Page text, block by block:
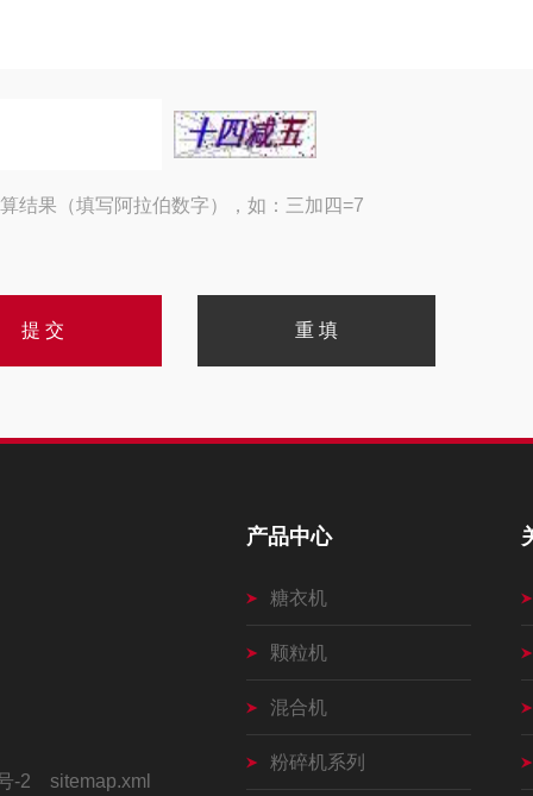
结果（填写阿拉伯数字），如：三加四=7
-2 sitemap.xml
产品中心
糖衣机
颗粒机
混合机
粉碎机系列